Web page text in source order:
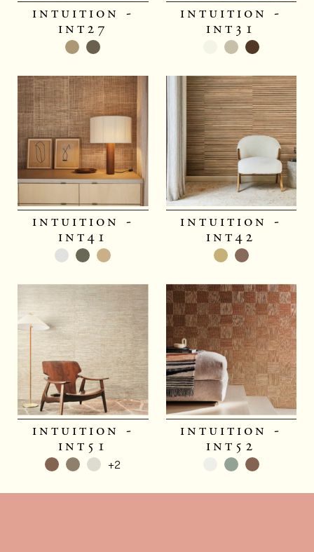
intuition -
int27
intuition -
int31
intuition -
int41
intuition -
int42
intuition -
int51
+2
intuition -
int52